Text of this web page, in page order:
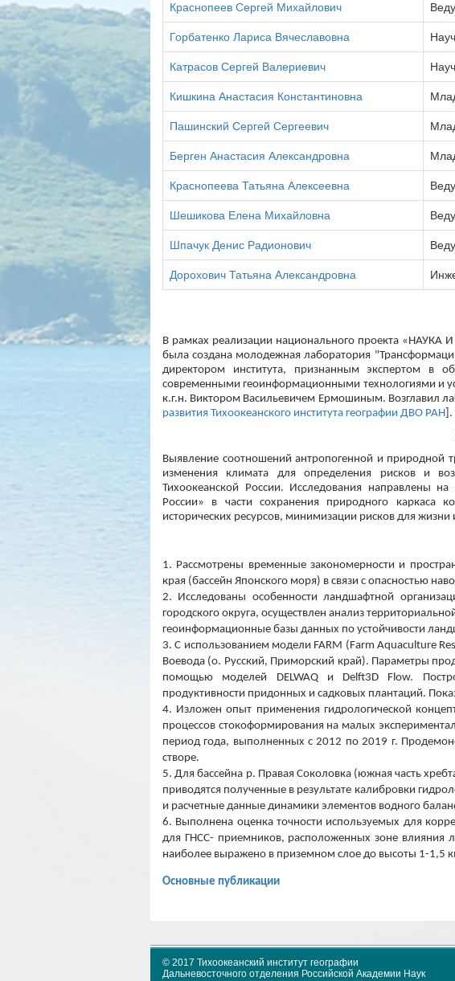
Краснопеев Сергей Михайлович
Горбатенко Лариса Вячеславовна
Катрасов Сергей Валериевич
Кишкина Анастасия Константиновна
Пашинский Сергей Сергеевич
Берген Анастасия Александровна
Краснопеева Татьяна Алексеевна
Шешикова Елена Михайловна
Шпачук Денис Радионович
Дорохович Татьяна Александровна
В рамках реализации национального проекта
была создана молодежная лаборатория
директором института, признанным экспертом в
современными геоинформационными технологиями и
к.г.н. Виктором Васильевичем Ермошиным.
развития Тихоокеанского института географии ДВО РАН ].
Выявление соотношений антропогенной и природной
изменения климата для определения рисков и
Тихоокеанской России. Исследования направлены на
России» в части сохранения природного каркаса
исторических ресурсов, минимизации рисков для жизни
1. Рассмотрены временные закономерности и
края (бассейн Японского моря) в связи с опасностью
2. Исследованы особенности ландшафтной
городского округа, осуществлен анализ
геоинформационные базы данных по устойчивости
3. С использованием модели FARM (Farm Aquaculture
Воевода (о. Русский, Приморский край). Параметры
помощью моделей DELWAQ и Delft3D Flow.
продуктивности придонных и садковых плантаций.
4. Изложен опыт применения гидрологической
процессов стокоформирования на малых
период года, выполненных с 2012 по 2019 г.
створе.
5. Для бассейна р. Правая Соколовка (южная часть
приводятся полученные в результате калибровки
и расчетные данные динамики элементов водного
6. Выполнена оценка точности используемых для
для ГНСС- приемников, расположенных зоне влияния
наиболее выражено в приземном слое до высоты 1-1,5
Основные публикации
© 2017 Тихоокеанский институт географии
Дальневосточного отделения Российской Академии Наук